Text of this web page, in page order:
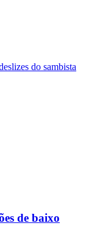
do sambista
de baixo